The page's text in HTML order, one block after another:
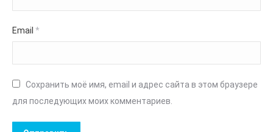
Email *
Сохранить моё имя, email и адрес сайта в этом браузере
для последующих моих комментариев.